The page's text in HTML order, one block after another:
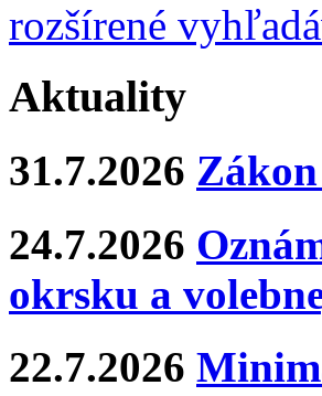
rozšírené
Aktuality
31.7.2026
24.7.2026
okrsku a
22.7.2026